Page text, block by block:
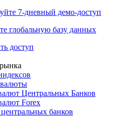
7-дневный демо-доступ
глобальную базу данных
доступ
Центральных Банков
Forex
банков